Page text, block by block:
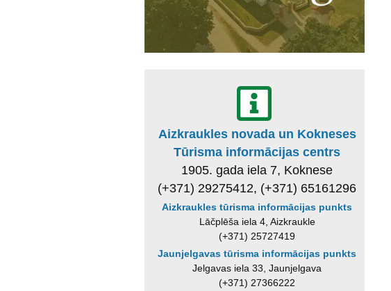
Aizkraukles novada un Kokneses
Tūrisma informācijas centrs
1905. gada iela 7, Koknese
(+371) 29275412, (+371) 65161296
Aizkraukles tūrisma informācijas punkts
Lāčplēša iela 4, Aizkraukle
(+371) 25727419
Jaunjelgavas tūrisma informācijas punkts
Jelgavas iela 33, Jaunjelgava
(+371) 27366222